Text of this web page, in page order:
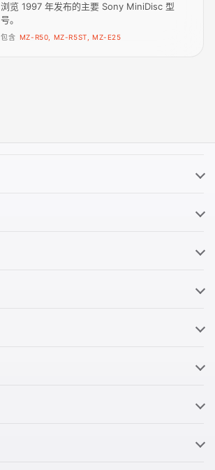
浏览 1997 年发布的主要 Sony MiniDisc 型
号。
包含 MZ-R50, MZ-R5ST, MZ-E25